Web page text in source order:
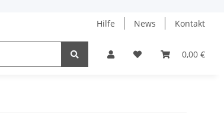
Hilfe
News Kontakt
0,00 €